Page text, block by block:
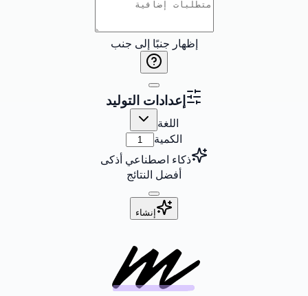
إظهار جنبًا إلى جنب
إعدادات التوليد
اللغة
الكمية
ذكاء اصطناعي أذكى
أفضل النتائج
إنشاء